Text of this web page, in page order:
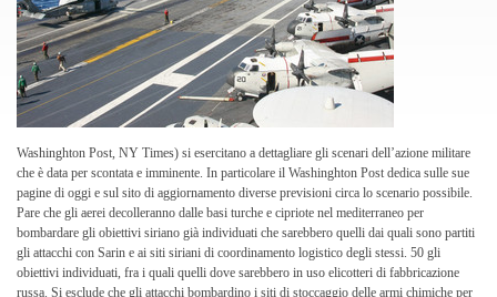
Washinghton Post, NY Times) si esercitano a dettagliare gli scenari dell’azione militare
che è data per scontata e imminente. In particolare il Washinghton Post dedica sulle sue
pagine di oggi e sul sito di aggiornamento diverse previsioni circa lo scenario possibile.
Pare che gli aerei decolleranno dalle basi turche e cipriote nel mediterraneo per
bombardare gli obiettivi siriano già individuati che sarebbero quelli dai quali sono partiti
gli attacchi con Sarin e ai siti siriani di coordinamento logistico degli stessi. 50 gli
obiettivi individuati, fra i quali quelli dove sarebbero in uso elicotteri di fabbricazione
russa. Si esclude che gli attacchi bombardino i siti di stoccaggio delle armi chimiche per